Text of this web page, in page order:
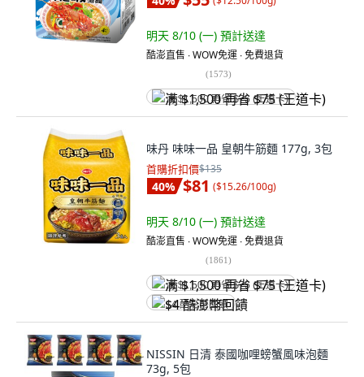
明天 8/10 (一) 預計送達
酷澎直售 ∙ WOW免運 ∙ 免費退貨
(1573)
满 $1,500 再省 $75 (王道卡)
味丹 味味一品 皇朝牛筋麵 177g, 3包
首購折扣價$135
40% $81 ($15.26/100g)
明天 8/10 (一) 預計送達
酷澎直售 ∙ WOW免運 ∙ 免費退貨
(1861)
满 $1,500 再省 $75 (王道卡)
$4 酷澎幣回饋
NISSIN 日清 泰國咖哩螃蟹風味泡麵
73g, 5包